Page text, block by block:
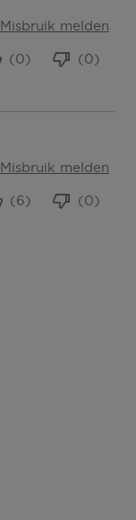
Misbruik melden
(0)
(0)
Misbruik melden
(0)
(6)